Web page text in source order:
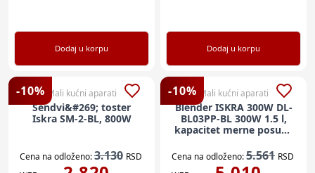
Dodaj u korpu Dodaj u korpu
-10% Mali kućni aparati
Sendvi&#269; toster
Iskra SM-2-BL, 800W
Cena na odloženo:3.130 RSD
-10% Mali kućni aparati
Blender ISKRA 300W DL-
BL03PP-BL 300W 1.5 l,
kapacitet merne posude
Cena na odloženo:5.561 RSD